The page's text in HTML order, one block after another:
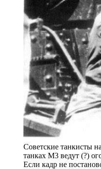
Советские танкисты
танках М3 ведут (?)
Если кадр не